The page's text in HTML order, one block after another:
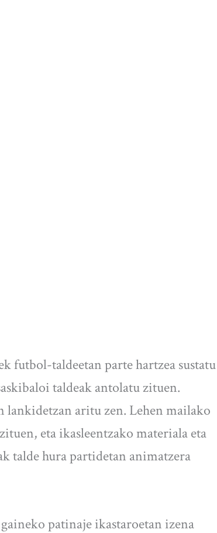
futbol-taldeetan parte hartzea sustatu
taldeak antolatu zituen.
aritu zen. Lehen mailako
eta ikasleentzako materiala eta
talde hura partidetan animatzera
patinaje ikastaroetan izena